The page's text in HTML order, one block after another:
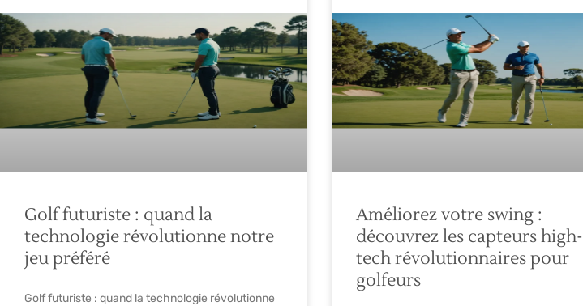
Golf futuriste : quand la
technologie révolutionne notre
jeu préféré
Golf futuriste : quand la technologie révolutionne
Améliorez votre swing :
découvrez les capteurs high-
tech révolutionnaires pour
golfeurs